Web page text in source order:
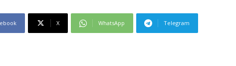
X WhatsApp Telegram